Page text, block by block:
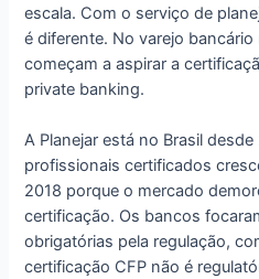
escala. Com o serviço de
é diferente. No varejo
começam a aspirar a
private banking.
A Planejar está no Brasil
profissionais certificados
2018 porque o mercado
certificação. Os bancos
obrigatórias pela regulação,
certificação CFP não é